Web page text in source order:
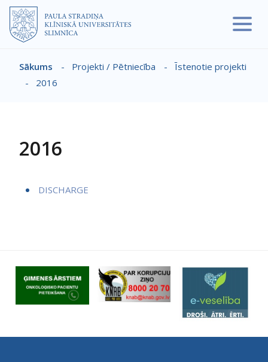
Pārlekt uz galveno saturu
Atpakaļceļš
Sākums - Projekti / Pētniecība -
Īstenotie projekti
-
2016
2016
DISCHARGE